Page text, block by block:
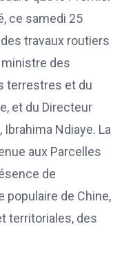
ce samedi 25
travaux routiers
ministre des
terrestres et du
et du Directeur
Ibrahima Ndiaye. La
aux Parcelles
de
populaire de Chine,
territoriales, des